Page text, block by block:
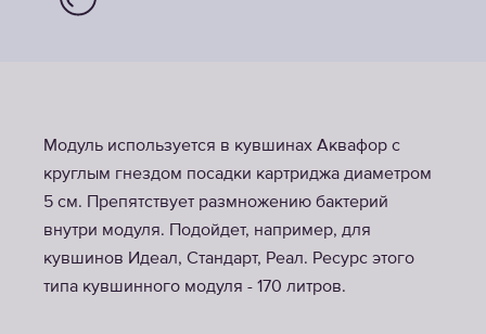
Модуль используется в кувшинах Аквафор c
круглым гнездом посадки картриджа диаметром
5 см. Препятствует размножению бактерий
внутри модуля. Подойдет, например, для
кувшинов Идеал, Стандарт, Реал. Ресурс этого
типа кувшинного модуля - 170 литров.